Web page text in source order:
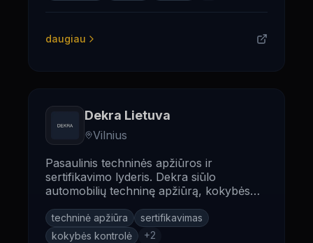
daugiau
Dekra Lietuva
Vilnius
Pasaulinis techninės apžiūros ir
sertifikavimo lyderis. Dekra siūlo
automobilių techninę apžiūrą, kokybės
Lietuvoje.
techninė apžiūra
sertifikavimas
kokybės kontrolė
+2